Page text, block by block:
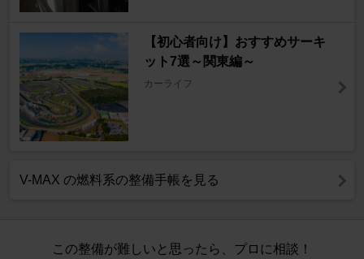
【初心者向け】おすすめサーキ
ット7選～関東編～
カーライフ
V-MAX の燃料系の整備手帳を見る
この整備が難しいと思ったら、プロに相談！